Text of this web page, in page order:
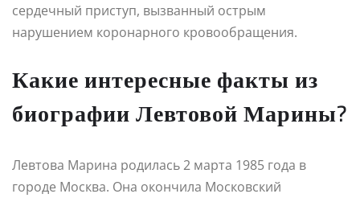
сердечный приступ, вызванный острым
нарушением коронарного кровообращения.
Какие интересные факты из
биографии Левтовой Марины?
Левтова Марина родилась 2 марта 1985 года в
городе Москва. Она окончила Московский